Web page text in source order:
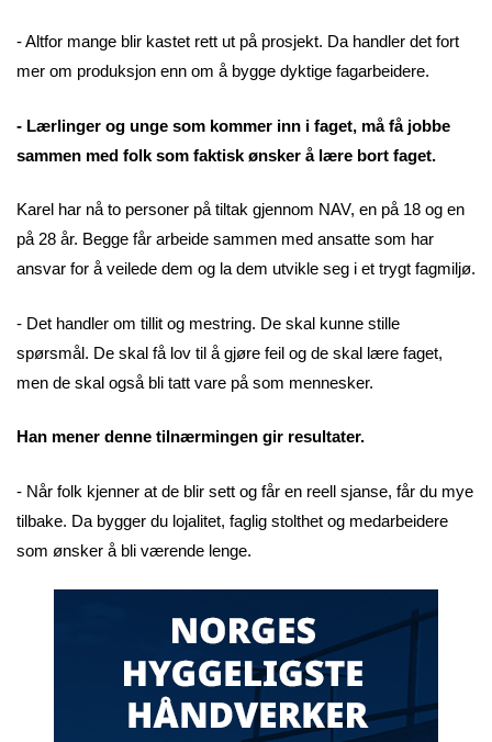
- Altfor mange blir kastet rett ut på prosjekt. Da handler det fort
mer om produksjon enn om å bygge dyktige fagarbeidere.
- Lærlinger og unge som kommer inn i faget, må få jobbe
sammen med folk som faktisk ønsker å lære bort faget.
Karel har nå to personer på tiltak gjennom NAV, en på 18 og en
på 28 år. Begge får arbeide sammen med ansatte som har
ansvar for å veilede dem og la dem utvikle seg i et trygt fagmiljø.
- Det handler om tillit og mestring. De skal kunne stille
spørsmål. De skal få lov til å gjøre feil og de skal lære faget,
men de skal også bli tatt vare på som mennesker.
Han mener denne tilnærmingen gir resultater.
- Når folk kjenner at de blir sett og får en reell sjanse, får du mye
tilbake. Da bygger du lojalitet, faglig stolthet og medarbeidere
som ønsker å bli værende lenge.